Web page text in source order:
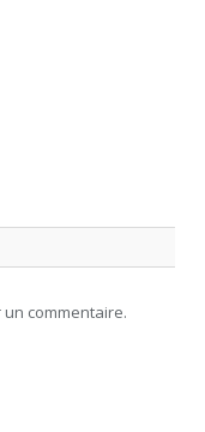
commentaire.